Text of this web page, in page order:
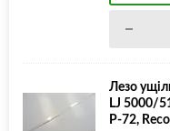
Лезо
LJ 5000/
P-72,